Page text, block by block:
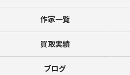
作家一覧
買取実績
ブログ